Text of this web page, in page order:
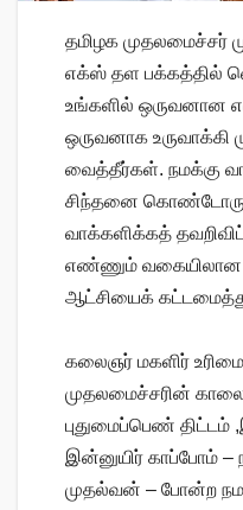
தமிழக முதலமைச்சர்
எக்ஸ் தள பக்கத்தில்
உங்களில் ஒருவனான
ஒருவனாக
வைத்தீர்கள். நமக்கு
சிந்தனை கொண்டோரும்
வாக்களிக்கத்
எண்ணும் வகையிலான
ஆட்சியைக்
கலைஞர் மகளிர்
முதலமைச்சரின்
புதுமைப்பெண் திட்டம்
இன்னுயிர் காப்போம் –
முதல்வன் – போன்ற